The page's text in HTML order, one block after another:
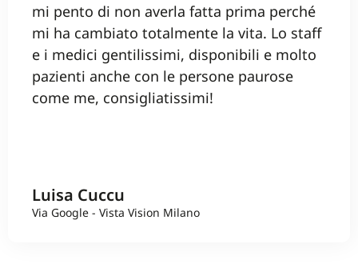
mi pento di non averla fatta prima perché
mi ha cambiato totalmente la vita. Lo staff
e i medici gentilissimi, disponibili e molto
pazienti anche con le persone paurose
come me, consigliatissimi!
Luisa Cuccu
Via Google - Vista Vision Milano